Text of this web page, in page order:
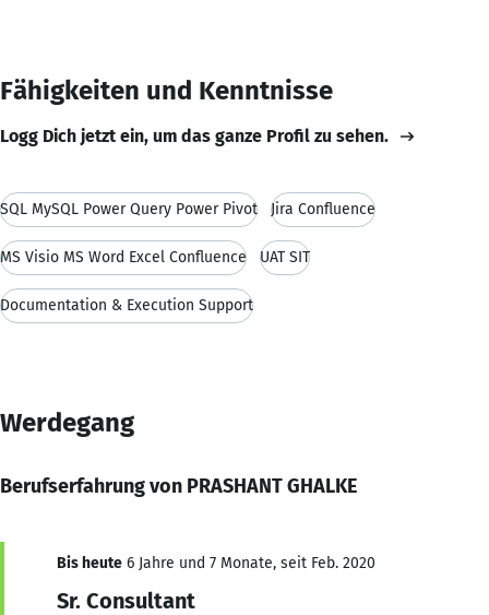
Fähigkeiten und Kenntnisse
Logg Dich jetzt ein, um das ganze Profil zu sehen.
SQL MySQL Power Query Power Pivot Jira Confluence
MS Visio MS Word Excel Confluence UAT SIT
Documentation & Execution Support
Werdegang
Berufserfahrung von PRASHANT GHALKE
Bis heute 6 Jahre und 7 Monate, seit Feb. 2020
Sr. Consultant